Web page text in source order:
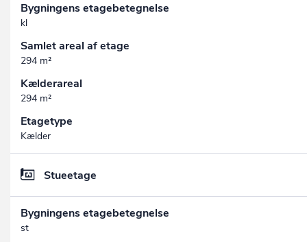
Bygningens etagebetegnelse
kl
Samlet areal af etage
294 m²
Kælderareal
294 m²
Etagetype
Kælder
Stueetage
Bygningens etagebetegnelse
st